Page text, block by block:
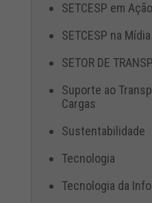
SETCESP em Ação
SETCESP na Mídia
SETOR DE
Suporte ao
Cargas
Sustentabilidade
Tecnologia
Tecnologia da